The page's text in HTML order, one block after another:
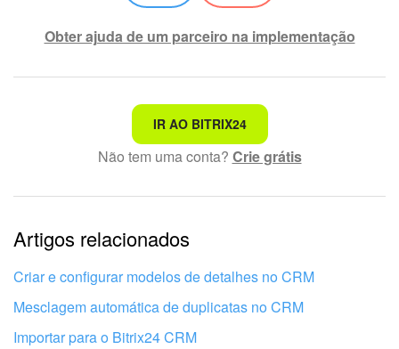
Obter ajuda de um parceiro na implementação
Não é o que estou procurando
Texto complexo e incompreensível
Informações estão desatualizadas
Explicação muito breve, preciso de mais informações
Não gosto de como esta ferramenta funciona
IR AO BITRIX24
Não tem uma conta? Crie grátis
Artigos relacionados
Criar e configurar modelos de detalhes no CRM
Mesclagem automática de duplicatas no CRM
Importar para o Bitrix24 CRM